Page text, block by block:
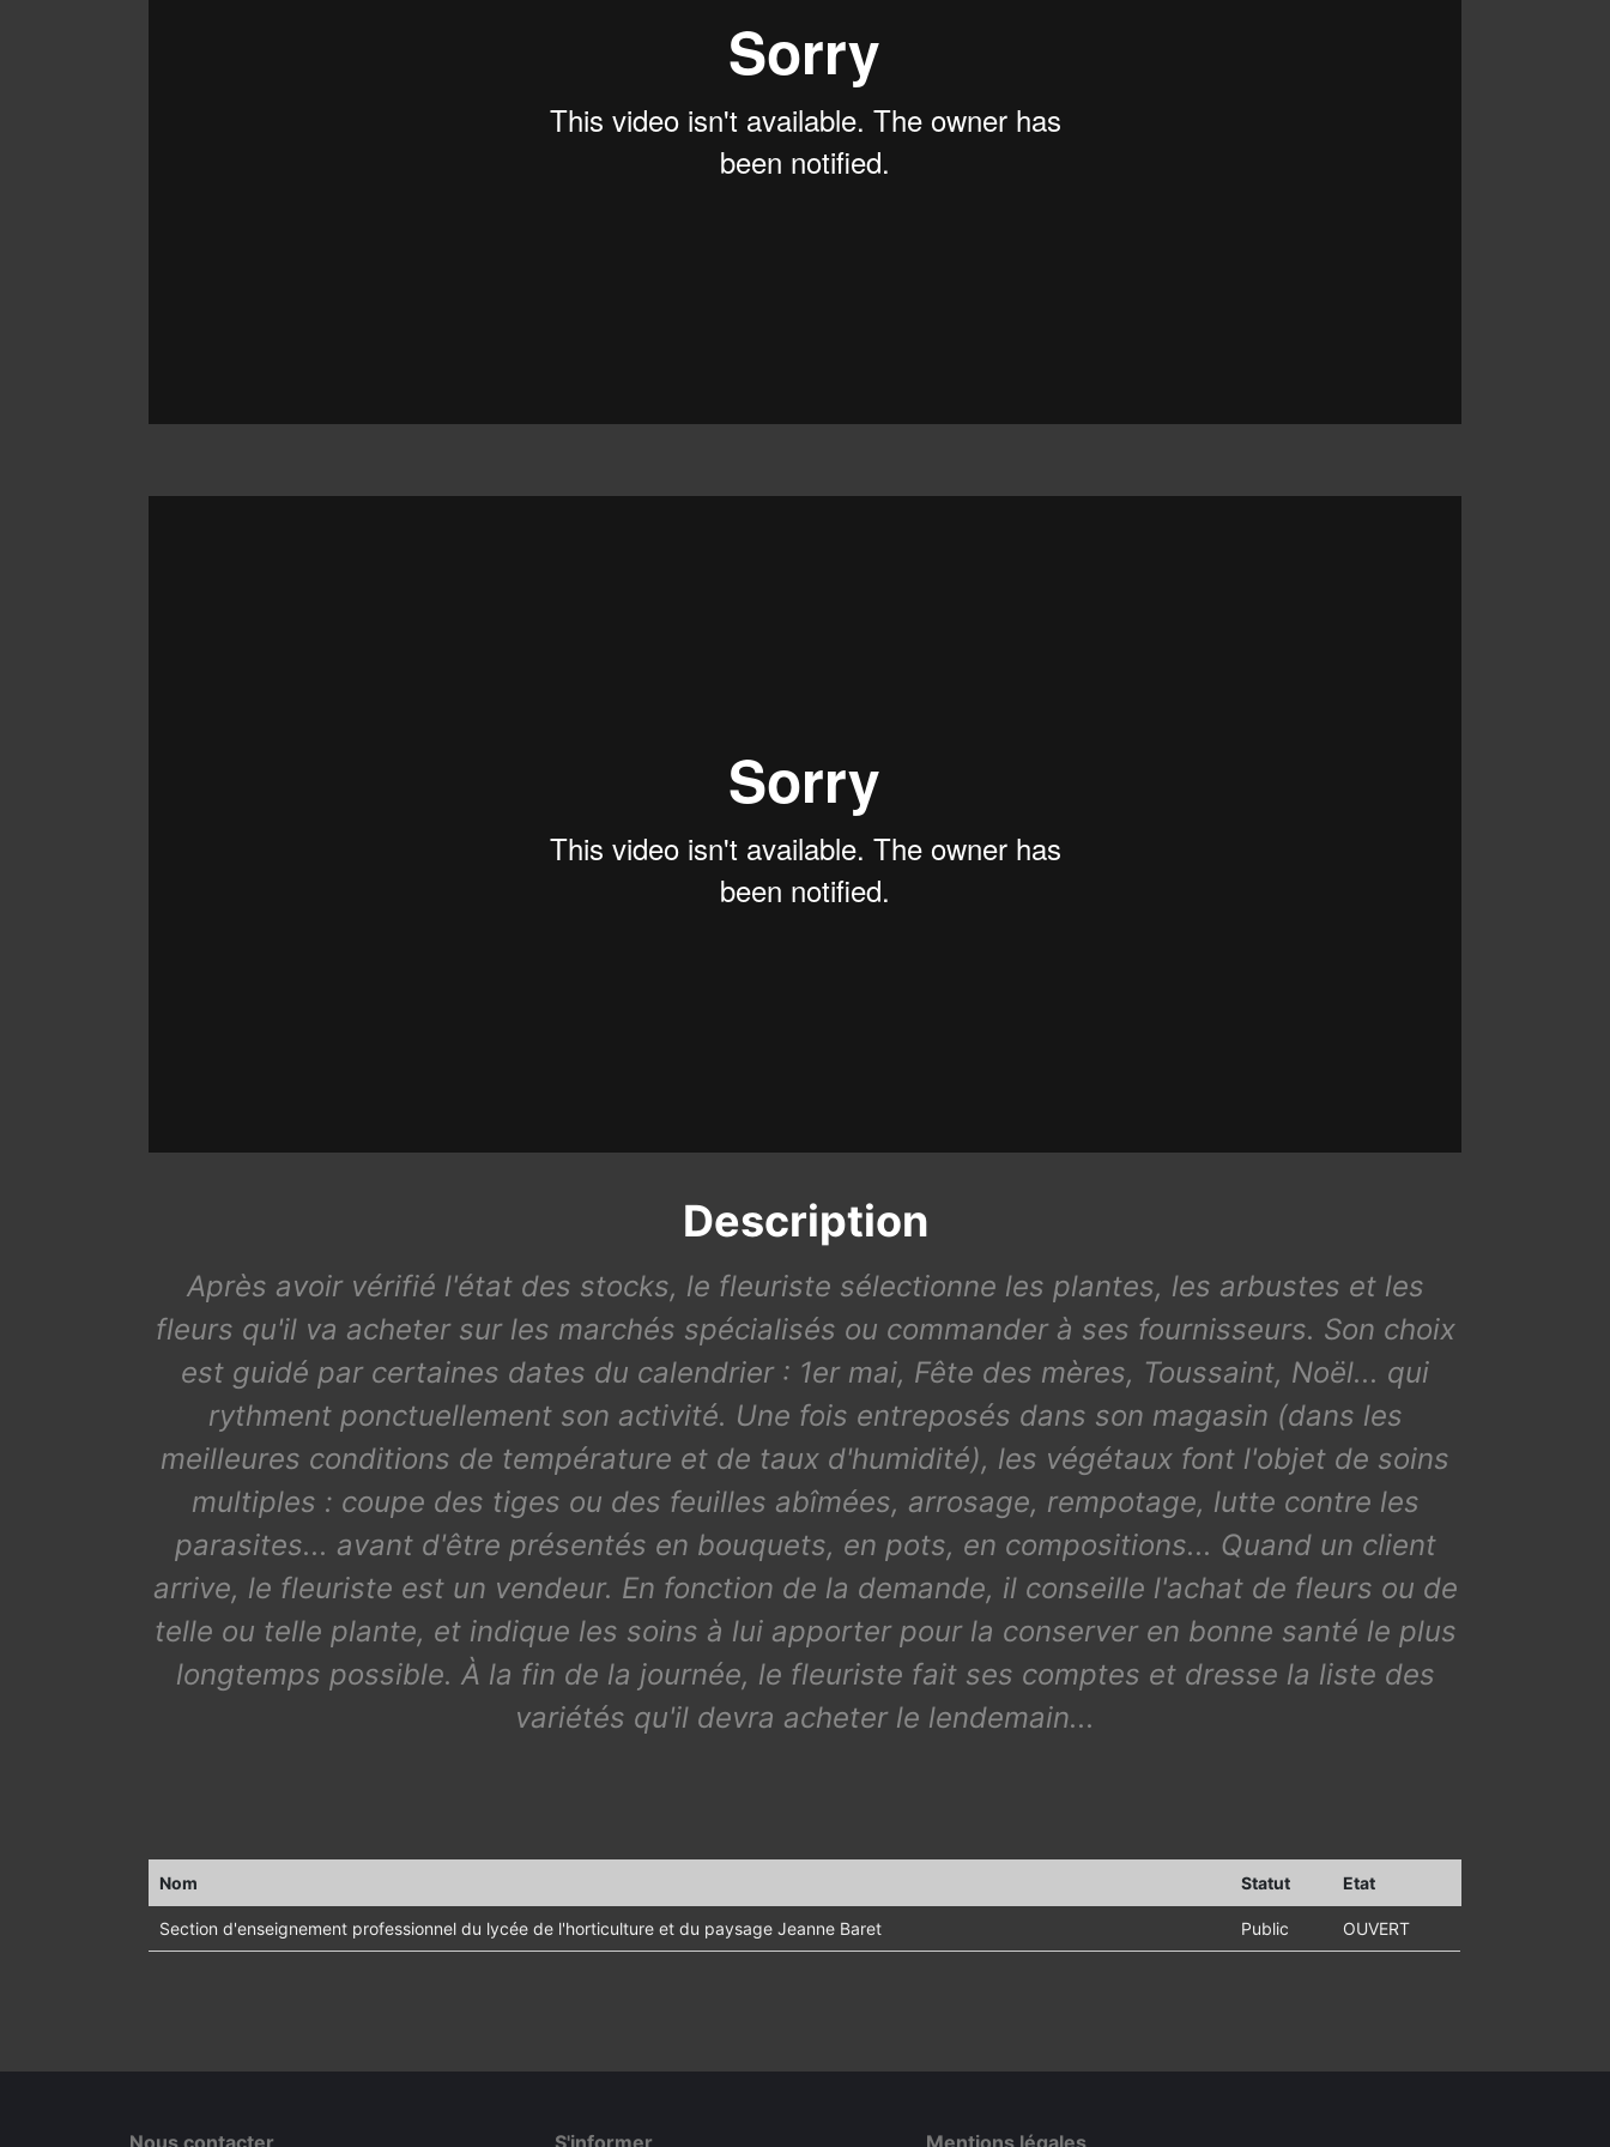
Description
Après avoir vérifié l'état des stocks, le fleuriste sélectionne les plantes, les arbustes et les
fleurs qu'il va acheter sur les marchés spécialisés ou commander à ses fournisseurs. Son choix
est guidé par certaines dates du calendrier : 1er mai, Fête des mères, Toussaint, Noël... qui
rythment ponctuellement son activité. Une fois entreposés dans son magasin (dans les
meilleures conditions de température et de taux d'humidité), les végétaux font l'objet de soins
multiples : coupe des tiges ou des feuilles abîmées, arrosage, rempotage, lutte contre les
parasites... avant d'être présentés en bouquets, en pots, en compositions... Quand un client
arrive, le fleuriste est un vendeur. En fonction de la demande, il conseille l'achat de fleurs ou de
telle ou telle plante, et indique les soins à lui apporter pour la conserver en bonne santé le plus
longtemps possible. À la fin de la journée, le fleuriste fait ses comptes et dresse la liste des
variétés qu'il devra acheter le lendemain...
Nom Statut Etat
Section d'enseignement professionnel du lycée de l'horticulture et du paysage Jeanne Baret Public OUVERT
Nous contacter S'informer Mentions légales